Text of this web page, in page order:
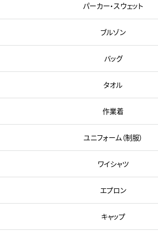
パーカー・スウェット
ブルゾン
バッグ
タオル
作業着
ユニフォーム（制服）
ワイシャツ
エプロン
キャップ